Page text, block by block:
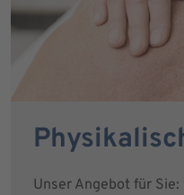
Unser Angebot für